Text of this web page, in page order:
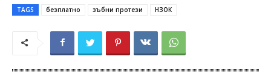
TAGS безплатно зъбни протези НЗОК